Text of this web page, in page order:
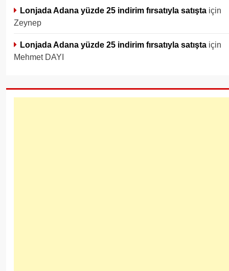
Lonjada Adana yüzde 25 indirim fırsatıyla satışta için
Zeynep
Lonjada Adana yüzde 25 indirim fırsatıyla satışta için
Mehmet DAYI